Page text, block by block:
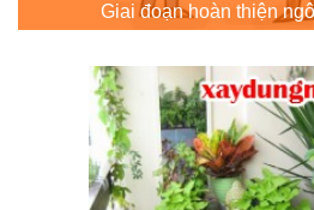
Giai đoạn hoàn thiện